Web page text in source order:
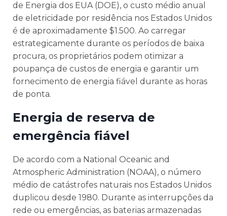
de Energia dos EUA (DOE), o custo médio anual
de eletricidade por residência nos Estados Unidos
é de aproximadamente $1.500. Ao carregar
estrategicamente durante os períodos de baixa
procura, os proprietários podem otimizar a
poupança de custos de energia e garantir um
fornecimento de energia fiável durante as horas
de ponta.
Energia de reserva de
emergência fiável
De acordo com a National Oceanic and
Atmospheric Administration (NOAA), o número
médio de catástrofes naturais nos Estados Unidos
duplicou desde 1980. Durante as interrupções da
rede ou emergências, as baterias armazenadas